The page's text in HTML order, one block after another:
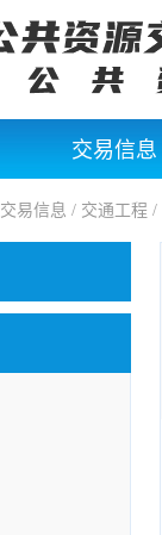
交易信息
交易信息 / 交通工程 /